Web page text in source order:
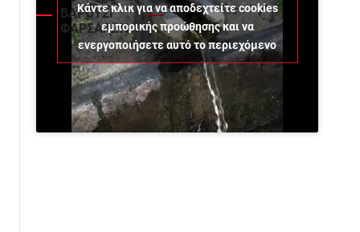
ΒΑΡΟΥΣΙ
ΦΑΡΣΑΛΩΝ
Κάντε κλικ για να αποδεχτείτε cookies
εμπορικής προώθησης και να
ενεργοποιήσετε αυτό το περιεχόμενο